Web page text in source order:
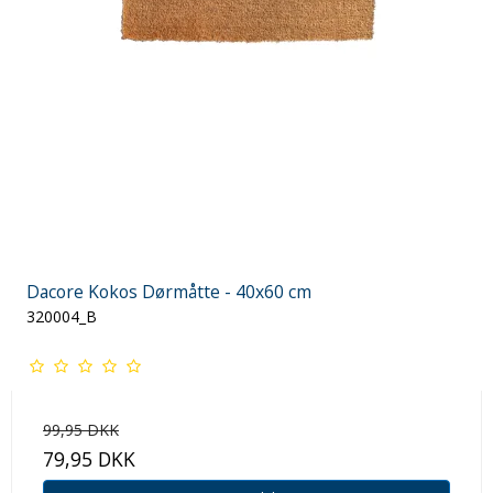
Dacore Kokos Dørmåtte - 40x60 cm
320004_B
99,95 DKK
79,95 DKK